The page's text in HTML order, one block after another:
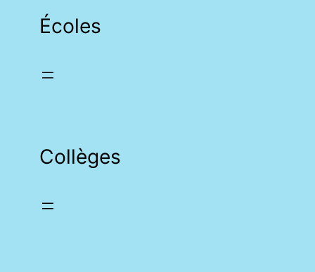
Écoles
Collèges